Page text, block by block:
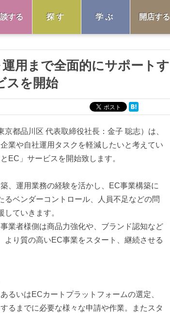
する 探す 学ぶ 開店する
用まで全面的にサポートす
スを開始
都品川区 代表取締役社長：金子 聡志）は、
業や自社運用タスクを軽減したいと考えてい
EC」サービスを開始致します。
、運用業務の経験を活かし、EC事業構築に
るベンダーコントロール、人員不足などの問
ていきます。
業者様側は商品力強化や、ブランド認知など
より質の高いEC事業をスタート、継続させる
るいはECカートプラットフォームの選定、
るまでに必要な様々な申請や作業。またスタ